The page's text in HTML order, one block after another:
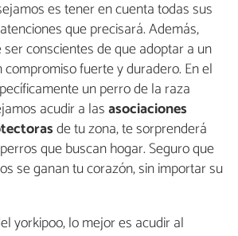
es tener en cuenta todas sus
que precisará. Además,
conscientes de que adoptar a un
fuerte y duradero. En el
un perro de la raza
acudir a lasasociaciones
de tu zona, te sorprenderá
que buscan hogar. Seguro que
se ganan tu corazón, sin importar su
yorkipoo, lo mejor es acudir al